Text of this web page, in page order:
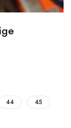
44
45